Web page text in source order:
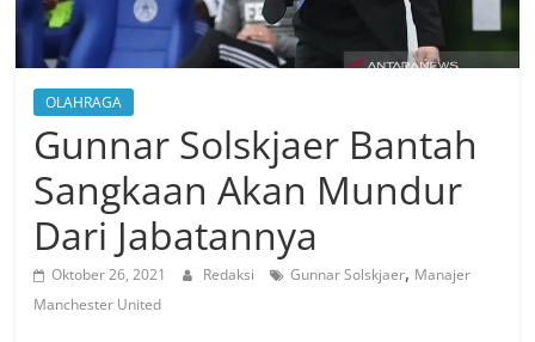
OLAHRAGA
Gunnar Solskjaer Bantah
Sangkaan Akan Mundur
Dari Jabatannya
Oktober 26, 2021 Redaksi Gunnar Solskjaer, Manajer
Manchester United